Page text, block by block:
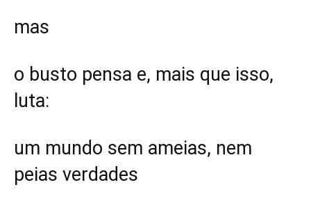
mas
o busto pensa e, mais que isso,
luta:
um mundo sem ameias, nem
peias verdades